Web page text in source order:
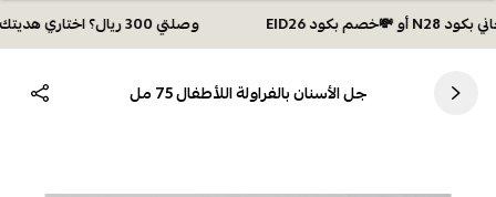
وصلتي 300 ريال؟ اختاري هديتك :🏍 شحن مجاني بكود N28 أو 💸خصم بكود EID26
جل الأسنان بالفراولة اللأطفال 75 مل